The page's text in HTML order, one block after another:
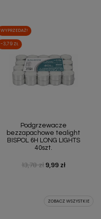
Podgrzewacze
bezzapachowe tealight
BISPOL 6H LONG LIGHTS
40szt.
Cena podstawowa
13,78 zł Cena
9,99 zł
-3,79 ZŁ
WYPRZEDAŻ!
ZOBACZ WSZYSTKIE